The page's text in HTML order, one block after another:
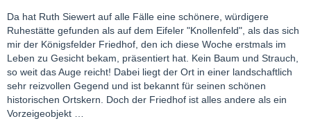
Da hat Ruth Siewert auf alle Fälle eine schönere, würdigere
Ruhestätte gefunden als auf dem Eifeler "Knollenfeld", als das sich
mir der Königsfelder Friedhof, den ich diese Woche erstmals im
Leben zu Gesicht bekam, präsentiert hat. Kein Baum und Strauch,
so weit das Auge reicht! Dabei liegt der Ort in einer landschaftlich
sehr reizvollen Gegend und ist bekannt für seinen schönen
historischen Ortskern. Doch der Friedhof ist alles andere als ein
Vorzeigeobjekt …